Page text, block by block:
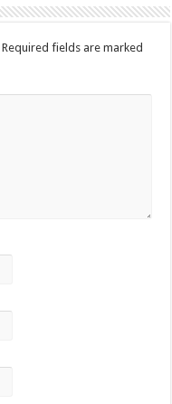
Required fields are marked